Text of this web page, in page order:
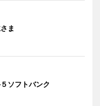
ま
ソフトバンク